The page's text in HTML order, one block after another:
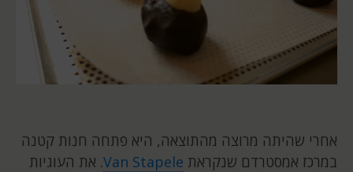
אחרי שהיתה מרוצה מהתוצאה, היא פתחה חנות קטנה
במרכז אמסטרדם שנקראת Van Stapele. את העוגיות